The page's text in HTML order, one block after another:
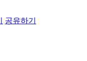
공유하기